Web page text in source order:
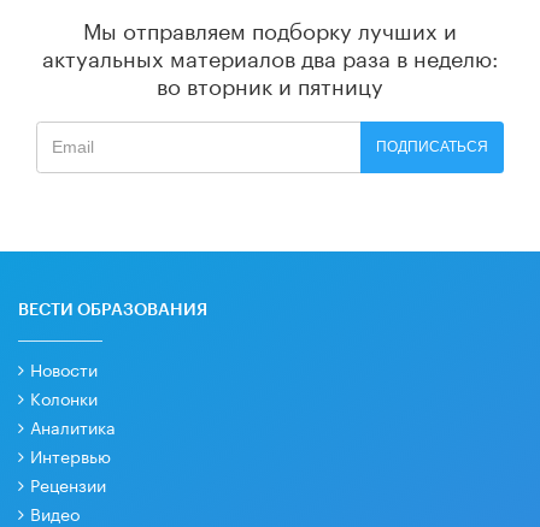
Мы отправляем подборку лучших и
актуальных материалов два раза в неделю:
во вторник и пятницу
ПОДПИСАТЬСЯ
ВЕСТИ ОБРАЗОВАНИЯ
Новости
Колонки
Аналитика
Интервью
Рецензии
Видео